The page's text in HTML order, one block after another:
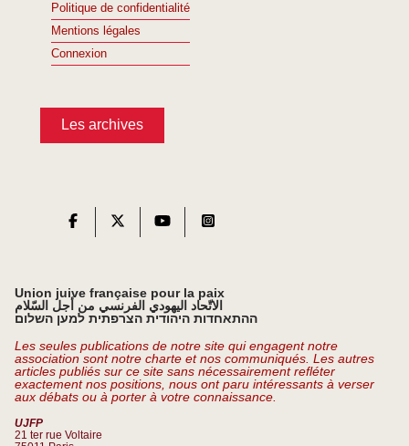
Politique de confidentialité
Mentions légales
Connexion
Les archives
Union juive française pour la paix
الاتّحاد اليهودي الفرنسي من أجل السّلام
ההתאחדות היהודית הצרפתית למען השלום
Les seules publications de notre site qui engagent notre
association sont notre charte et nos communiqués. Les autres
articles publiés sur ce site sans nécessairement refléter
exactement nos positions, nous ont paru intéressants à verser
aux débats ou à porter à votre connaissance.
UJFP
21 ter rue Voltaire